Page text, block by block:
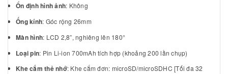
Ổn định hình ảnh: Không
Ống kính: Góc rộng 26mm
Màn hình: LCD 2,8”, nghiêng lên 180°
Loại pin: Pin Li-ion 700mAh tích hợp (khoảng 200 lần chụp)
Khe cắm thẻ nhớ: Khe cắm đơn: microSD/microSDHC [Tối đa 32